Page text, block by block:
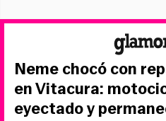
Neme chocó con
en Vitacura:
eyectado y